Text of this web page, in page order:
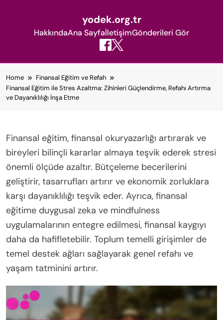
yodek.org.tr
HakkındaAna SayfaİletişimGönderileri Gör
to
content
Home
Finansal Eğitim ve Refah
Finansal Eğitim ile Stres Azaltma: Zihinleri Güçlendirme, Refahı Artırma
ve Dayanıklılığı İnşa Etme
Finansal eğitim, finansal okuryazarlığı artırarak ve
bireyleri bilinçli kararlar almaya teşvik ederek stresi
önemli ölçüde azaltır. Bütçeleme becerilerini
geliştirir, tasarrufları artırır ve ekonomik zorluklara
karşı dayanıklılığı teşvik eder. Ayrıca, finansal
eğitime duygusal zeka ve mindfulness
uygulamalarının entegre edilmesi, finansal kaygıyı
daha da hafifletebilir. Toplum temelli girişimler de
temel destek ağları sağlayarak genel refahı ve
yaşam tatminini artırır.